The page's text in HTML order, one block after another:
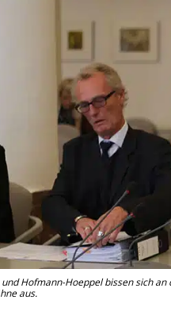
Hofmann-Hoeppel bissen sich an
aus.